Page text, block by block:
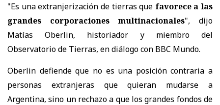
"Es una extranjerización de tierras que favorece a las
grandes corporaciones multinacionales", dijo
Matías Oberlin, historiador y miembro del
Observatorio de Tierras, en diálogo con BBC Mundo.
Oberlin defiende que no es una posición contraria a
personas extranjeras que quieran mudarse a
Argentina, sino un rechazo a que los grandes fondos de